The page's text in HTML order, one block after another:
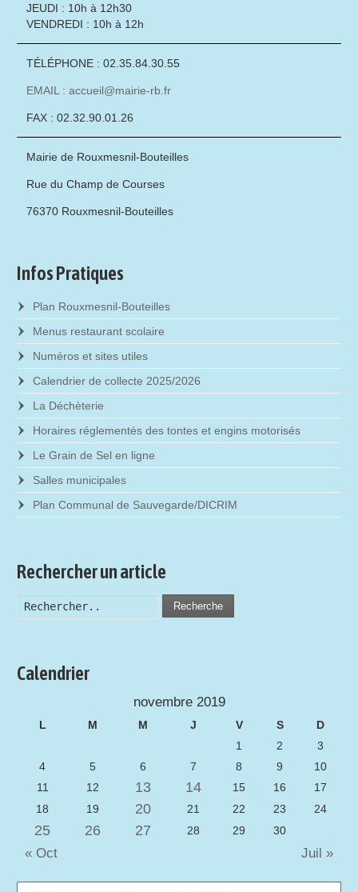
JEUDI : 10h à 12h30
VENDREDI : 10h à 12h
TÉLÉPHONE : 02.35.84.30.55
EMAIL : accueil@mairie-rb.fr
FAX : 02.32.90.01.26
Mairie de Rouxmesnil-Bouteilles
Rue du Champ de Courses
76370 Rouxmesnil-Bouteilles
Infos Pratiques
Plan Rouxmesnil-Bouteilles
Menus restaurant scolaire
Numéros et sites utiles
Calendrier de collecte 2025/2026
La Déchèterie
Horaires réglementés des tontes et engins motorisés
Le Grain de Sel en ligne
Salles municipales
Plan Communal de Sauvegarde/DICRIM
Rechercher un article
Recherche
Calendrier
novembre 2019
L M M J V S
D
1
2
3
4
5 6 7 8 9
10
11
12 13 14 15 16
17
18
19 20 21 22 23 24
25 26 27 28 29 30
« Oct Juil »